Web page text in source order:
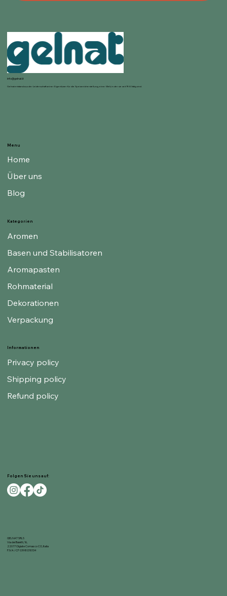
info@gelnat.it
Gelnat entstand aus der Leidenschaft seiner Eigentümer für die Speiseeisherstellung, einer Welt, in der sie seit 1950 tätig sind.
Informationen
Privacy policy
Shipping policy
Refund policy
Kategorien
Aromen
Basen und Stabilisatoren
Aromapasten
Rohmaterial
Dekorationen
Verpackung
Menu
Home
Über uns
Blog
Folgen Sie uns auf:
GELNAT SRLS
Via dei Baietti, 16,
22077 Olgiate Comasco CO, Italia
P.IVA / CF 03980310134